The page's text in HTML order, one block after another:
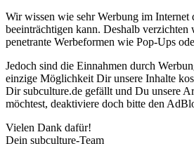
Wir wissen wie sehr Werbung im Internet
beeinträchtigen kann. Deshalb
penetrante Werbeformen wie Pop-Ups
Jedoch sind die Einnahmen durch
einzige Möglichkeit Dir unsere Inhalte
Dir subculture.de gefällt und Du unsere
möchtest, deaktiviere doch bitte den
Vielen Dank dafür!
Dein subculture-Team